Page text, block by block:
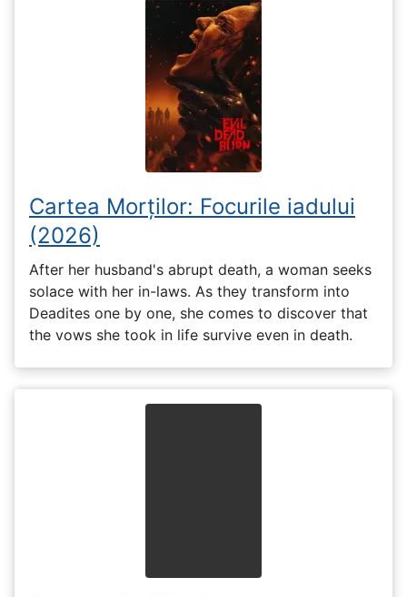
Cartea Morților: Focurile iadului
(2026)
After her husband's abrupt death, a woman seeks
solace with her in-laws. As they transform into
Deadites one by one, she comes to discover that
the vows she took in life survive even in death.